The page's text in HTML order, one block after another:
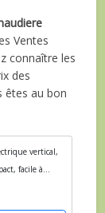
Ventes
connaître les
des
êtes au bon
vertical,
facile à